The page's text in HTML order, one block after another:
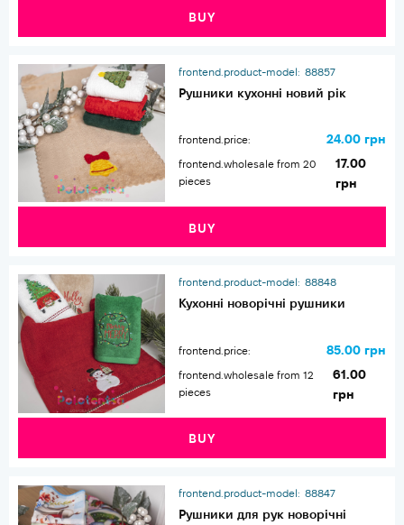
BUY
frontend.product-model: 88857
Рушники кухонні новий рік
frontend.price: 24.00 грн
frontend.wholesale from 20
pieces
17.00
грн
BUY
frontend.product-model: 88848
Кухонні новорічні рушники
frontend.price: 85.00 грн
frontend.wholesale from 12
pieces
61.00
грн
BUY
frontend.product-model: 88847
Рушники для рук новорічні